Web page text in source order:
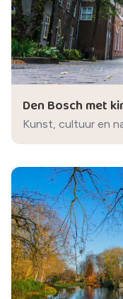
Den Bosch met
Kunst, cultuur en